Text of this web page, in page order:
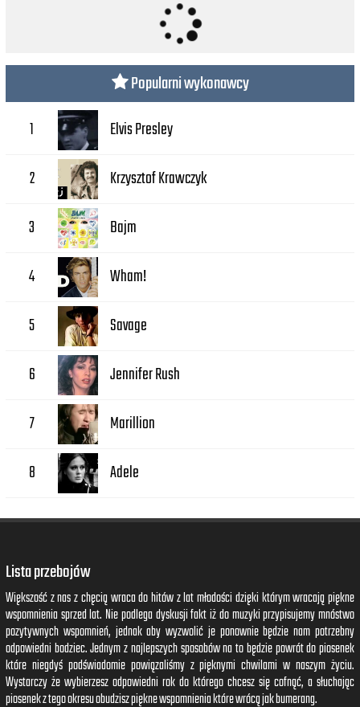
Popularni wykonawcy
1 Elvis Presley
2 Krzysztof Krawczyk
3 Bajm
4 Wham!
5 Savage
6 Jennifer Rush
7 Marillion
8 Adele
Lista przebojów
Większość z nas z chęcią wraca do hitów z lat młodości dzięki którym wracają piękne
wspomnienia sprzed lat. Nie podlega dyskusji fakt iż do muzyki przypisujemy mnóstwo
pozytywnych wspomnień, jednak aby wyzwolić je ponownie będzie nam potrzebny
odpowiedni bodziec. Jednym z najlepszych sposobów na to będzie powrót do piosenek
które niegdyś podświadomie powiązaliśmy z pięknymi chwilami w naszym życiu.
Wystarczy że wybierzesz odpowiedni rok do którego chcesz się cofnąć, a słuchając
piosenek z tego okresu obudzisz piękne wspomnienia które wrócą jak bumerang.